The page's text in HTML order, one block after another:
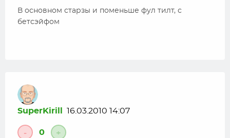
В основном старзы и поменьше фул тилт, с
бетсэйфом
SuperKirill 16.03.2010 14:07
- 0 +